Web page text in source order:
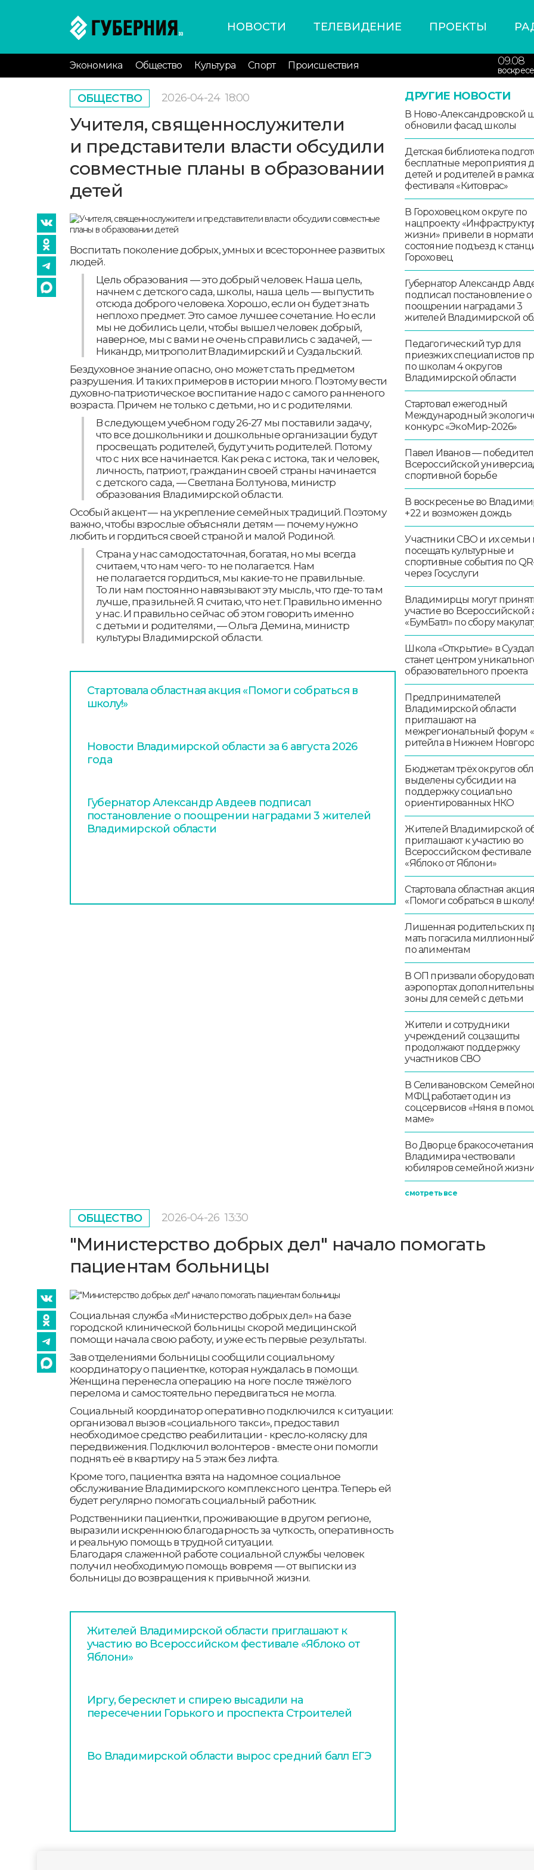
НОВОСТИ ТЕЛЕВИДЕНИЕ ПРОЕКТЫ
Экономика Общество Культура Спорт Происшествия 09.08
ОБЩЕСТВО 2026-04-24 18:00
Учителя, священнослужители
и представители власти обсудили
совместные планы в образовании
детей
Воспитать поколение добрых, умных и всестороннее развитых
людей.
Цель образования — это добрый человек. Наша цель,
начнем с детского сада, школы, наша цель — выпустить
отсюда доброго человека. Хорошо, если он будет знать
неплохо предмет. Это самое лучшее сочетание. Но если
мы не добились цели, чтобы вышел человек добрый,
наверное, мы с вами не очень справились с задачей, —
Никандр, митрополит Владимирский и Суздальский.
Бездуховное знание опасно, оно может стать предметом
разрушения. И таких примеров в истории много. Поэтому вести
духовно-патриотическое воспитание надо с самого ранненого
возраста. Причем не только с детьми, но и с родителями.
В следующем учебном году 26-27 мы поставили задачу,
что все дошкольники и дошкольные организации будут
просвещать родителей, будут учить родителей. Потому
что с них все начинается. Как река с истока, так и человек,
личность, патриот, гражданин своей страны начинается
с детского сада, — Светлана Болтунова, министр
образования Владимирской области.
Особый акцент — на укрепление семейных традиций. Поэтому
важно, чтобы взрослые объясняли детям — почему нужно
любить и гордиться своей страной и малой Родиной.
Страна у нас самодостаточная, богатая, но мы всегда
считаем, что нам чего- то не полагается. Нам
не полагается гордиться, мы какие-то не правильные.
То ли нам постоянно навязывают эту мысль, что где-то там
лучше, правильней. Я считаю, что нет. Правильно именно
у нас. И правильно сейчас об этом говорить именно
с детьми и родителями, — Ольга Демина, министр
культуры Владимирской области.
Стартовала областная акция «Помоги собраться в
школу!»
Новости Владимирской области за 6 августа 2026
года
Губернатор Александр Авдеев подписал
постановление о поощрении наградами 3 жителей
Владимирской области
ДРУГИЕ НОВОСТИ
В Ново-Александровской
обновили фасад школы
Детская библиотека
бесплатные мероприятия
детей и родителей в
фестиваля «Китоврас»
В Гороховецком округе по
нацпроекту
жизни» привели в
состояние подъезд к
Гороховец
Губернатор Александр
подписал постановление о
поощрении наградами 3
жителей Владимирской
Педагогический тур для
приезжих специалистов
по школам 4 округов
Владимирской области
Стартовал ежегодный
Международный
конкурс «ЭкоМир-2026»
Павел Иванов —
Всероссийской
спортивной борьбе
В воскресенье во
+22 и возможен дождь
Участники СВО и их семьи
посещать культурные и
спортивные события по
через Госуслуги
Владимирцы могут
участие во Всероссийской
«БумБатл» по сбору
Школа «Открытие» в
станет центром
образовательного проекта
Предпринимателей
Владимирской области
приглашают на
межрегиональный форум
ритейла в Нижнем
Бюджетам трёх округов
выделены субсидии на
поддержку социально
ориентированных НКО
Жителей Владимирской
приглашают к участию во
Всероссийском фестивале
«Яблоко от Яблони»
Стартовала областная акция
«Помоги собраться в
Лишенная родительских
мать погасила
по алиментам
В ОП призвали
аэропортах
зоны для семей с детьми
Жители и сотрудники
учреждений соцзащиты
продолжают поддержку
участников СВО
В Селивановском
МФЦ работает один из
соцсервисов «Няня в
маме»
Во Дворце бракосочетания
Владимира чествовали
юбиляров семейной
смотреть все
ОБЩЕСТВО 2026-04-26 13:30
"Министерство добрых дел" начало помогать
пациентам больницы
Социальная служба «Министерство добрых дел» на базе
городской клинической больницы скорой медицинской
помощи начала свою работу, и уже есть первые результаты.
Зав отделениями больницы сообщили социальному
координатору о пациентке, которая нуждалась в помощи.
Женщина перенесла операцию на ноге после тяжёлого
перелома и самостоятельно передвигаться не могла.
Социальный координатор оперативно подключился к ситуации:
организовал вызов «социального такси», предоставил
необходимое средство реабилитации - кресло-коляску для
передвижения. Подключил волонтеров - вместе они помогли
поднять её в квартиру на 5 этаж без лифта.
Кроме того, пациентка взята на надомное социальное
обслуживание Владимирского комплексного центра. Теперь ей
будет регулярно помогать социальный работник.
Родственники пациентки, проживающие в другом регионе,
выразили искреннюю благодарность за чуткость, оперативность
и реальную помощь в трудной ситуации.
Благодаря слаженной работе социальной службы человек
получил необходимую помощь вовремя — от выписки из
больницы до возвращения к привычной жизни.
Жителей Владимирской области приглашают к
участию во Всероссийском фестивале «Яблоко от
Яблони»
Иргу, бересклет и спирею высадили на
пересечении Горького и проспекта Строителей
Во Владимирской области вырос средний балл ЕГЭ